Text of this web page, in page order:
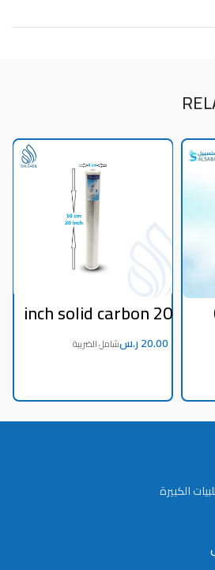
20 inch solid carbonfilterر.س
الكبيرة